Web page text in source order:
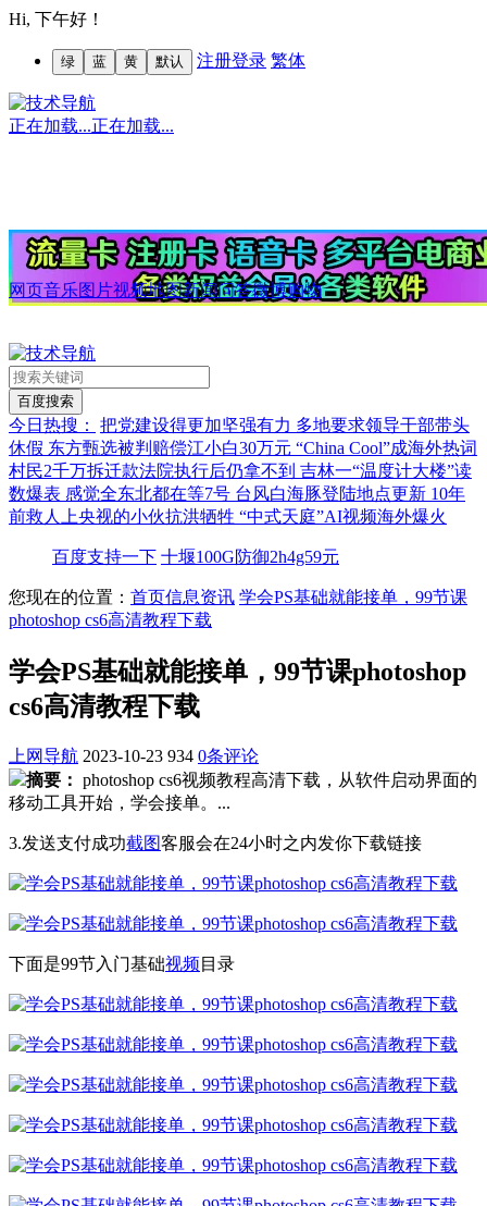
Hi, 下午好！
绿 蓝 黄 默认 注册登录 繁体
正在加载...正在加载...
网页音乐图片视频地图新闻问答微博购物
今日热搜： 把党建设得更加坚强有力 多地要求领导干部带头
休假 东方甄选被判赔偿江小白30万元 “China Cool”成海外热词
村民2千万拆迁款法院执行后仍拿不到 吉林一“温度计大楼”读
数爆表 感觉全东北都在等7号 台风白海豚登陆地点更新 10年
前救人上央视的小伙抗洪牺牲 “中式天庭”AI视频海外爆火
百度支持一下 十堰100G防御2h4g59元
您现在的位置： 首页信息资讯 学会PS基础就能接单，99节课
photoshop cs6高清教程下载
学会PS基础就能接单，99节课photoshop
cs6高清教程下载
上网导航 2023-10-23 934 0条评论
摘要： photoshop cs6视频教程高清下载，从软件启动界面的
移动工具开始，学会接单。...
3.发送支付成功截图客服会在24小时之内发你下载链接
下面是99节入门基础视频 目录